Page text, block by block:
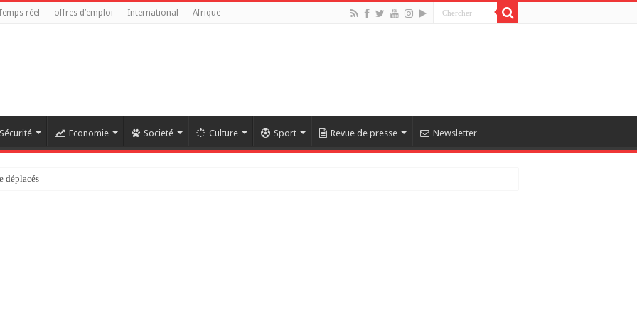
réel offres d’emploi International Afrique
Sécurité Economie Societé Culture Sport Revue de presse Newsletter
déplacés reste anticonstitutionnelle »